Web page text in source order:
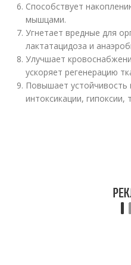
Способствует
мышцами.
Угнетает вредные для
лактатацидоза и
Улучшает
ускоряет регенерацию
Повышает устойчивость
интоксикации, гипоксии,